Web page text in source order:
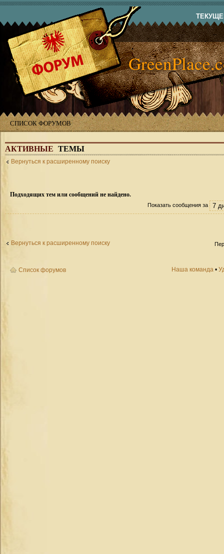
СПИСОК ФОРУМОВ
АКТИВНЫЕ ТЕМЫ
Вернуться к расширенному поиску
Подходящих тем или сообщений не найдено.
Показать сообщения за
Вернуться к расширенному поиску
Список форумов Наша команда •